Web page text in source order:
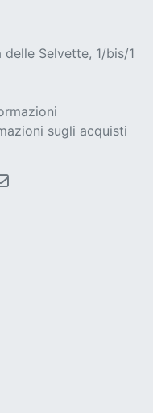
Selvette, 1/bis/1
sugli acquisti